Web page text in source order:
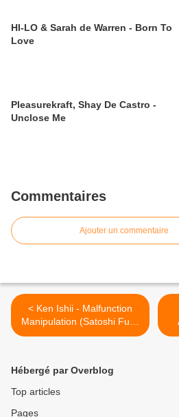
HI-LO & Sarah de Warren - Born To
Love
Pleasurekraft, Shay De Castro -
Unclose Me
Commentaires
Ajouter un commentaire
< Ken Ishii - Malfunction
Manipulation (Satoshi Fumi
'Sequential' Mix)
Hébergé par Overblog
Top articles
Pages